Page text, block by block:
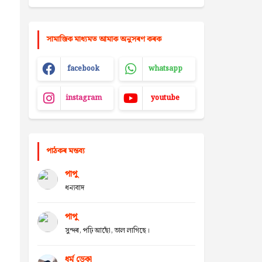
সামাজিক মাধ্যমত আমাক অনুসৰণ কৰক
facebook whatsapp
instagram youtube
পাঠকৰ মন্তব্য
পাপু
ধন্যবাদ
পাপু
সুন্দৰ, পঢ়ি আছোঁ, ভাল লাগিছে।